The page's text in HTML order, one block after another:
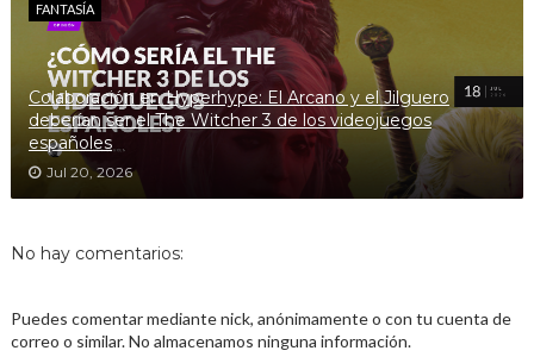
FANTASÍA
Colaboración en Hyperhype: El Arcano y el Jilguero
deberían ser el The Witcher 3 de los videojuegos
españoles
Jul 20, 2026
No hay comentarios:
Puedes comentar mediante nick, anónimamente o con tu cuenta de
correo o similar. No almacenamos ninguna información.